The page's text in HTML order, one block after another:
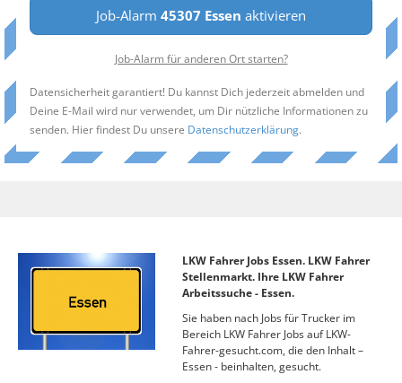
Job-Alarm 45307 Essen aktivieren
Job-Alarm für anderen Ort starten?
Datensicherheit garantiert! Du kannst Dich jederzeit abmelden und
Deine E-Mail wird nur verwendet, um Dir nützliche Informationen zu
senden. Hier findest Du unsere Datenschutzerklärung.
LKW Fahrer Jobs Essen. LKW Fahrer
Stellenmarkt. Ihre LKW Fahrer
Arbeitssuche - Essen.
Sie haben nach Jobs für Trucker im
Bereich LKW Fahrer Jobs auf LKW-
Fahrer-gesucht.com, die den Inhalt –
Essen - beinhalten, gesucht.